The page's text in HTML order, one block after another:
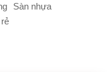
Sàn nhựa